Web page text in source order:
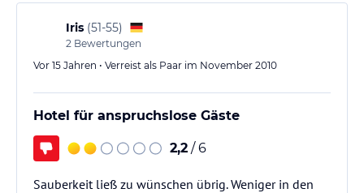
Achtung: es gibt Sandflöhe!! Diese Stiche jucken
wochenlang! Nach jedem Baden mit Mückenschutz
Iris (51-55)
2 Bewertungen
Vor 15 Jahren • Verreist als Paar im November 2010
Hotel für anspruchslose Gäste
2,2 / 6
Sauberkeit ließ zu wünschen übrig. Weniger in den